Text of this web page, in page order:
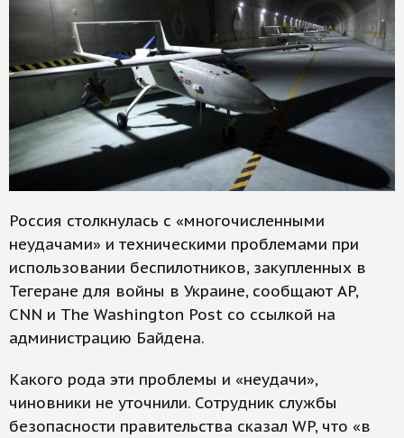
Россия столкнулась с «многочисленными
неудачами» и техническими проблемами при
использовании беспилотников, закупленных в
Тегеране для войны в Украине, сообщают AP,
CNN и The Washington Post со ссылкой на
администрацию Байдена.
Какого рода эти проблемы и «неудачи»,
чиновники не уточнили. Сотрудник службы
безопасности правительства сказал WP, что «в